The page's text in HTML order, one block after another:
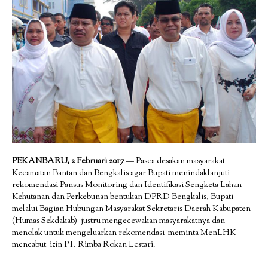
PEKANBARU, 2 Februari 2017— Pasca desakan masyarakat
Kecamatan Bantan dan Bengkalis agar Bupati menindaklanjuti
rekomendasi Pansus Monitoring dan Identifikasi Sengketa Lahan
Kehutanan dan Perkebunan bentukan DPRD Bengkalis, Bupati
melalui Bagian Hubungan Masyarakat Sekretaris Daerah Kabupaten
(Humas Sekdakab) justru mengecewakan masyarakatnya dan
menolak untuk mengeluarkan rekomendasi meminta MenLHK
mencabut izin PT. Rimba Rokan Lestari.